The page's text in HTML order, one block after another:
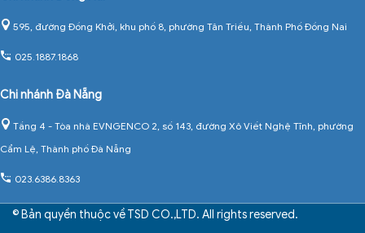
595, đường Đồng Khởi, khu phố 8, phường Tân Triều, Thành Phố Đồng Nai
025.1887.1868
Chi nhánh Đà Nẵng
Tầng 4 - Tòa nhà EVNGENCO 2, số 143, đường Xô Viết Nghệ Tĩnh, phường
Cẩm Lệ, Thành phố Đà Nẵng
023.6386.8363
© Bản quyền thuộc về TSD CO.,LTD. All rights reserved.